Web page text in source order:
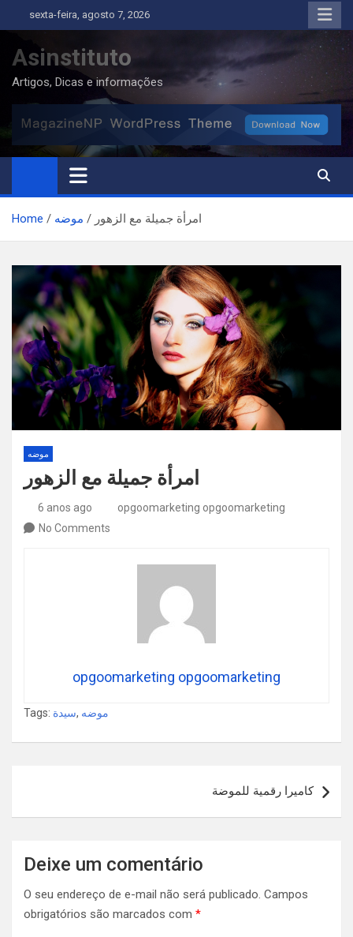
to
content
sexta-feira, agosto 7, 2026
Asinstituto
Artigos, Dicas e informações
Home موضه امرأة جميلة مع الزهور
موضه
امرأة جميلة مع الزهور
6 anos ago
opgoomarketing opgoomarketing
No Comments
opgoomarketing opgoomarketing
Tags: سيدة, موضه
كاميرا رقمية للموضة
Deixe um comentário
O seu endereço de e-mail não será publicado. Campos
obrigatórios são marcados com *